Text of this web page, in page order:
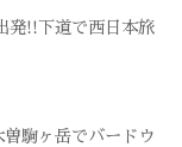
発!!下道で西日本旅
駒ヶ岳でバードウ